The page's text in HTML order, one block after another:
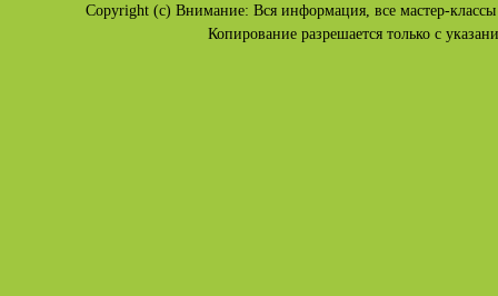
Copyright (c) Внимание: Вся информация, все мастер-
Копирование разрешается только с